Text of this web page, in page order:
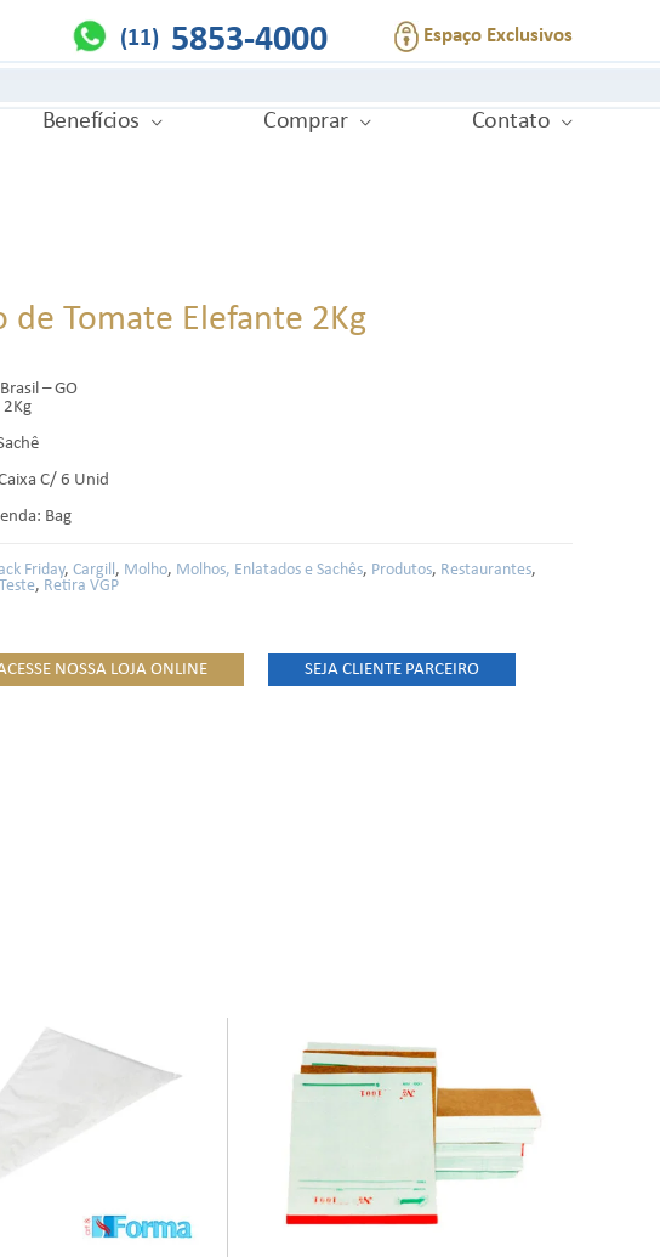
(11) 5853-4000 Espaço Exclusivos
Benefícios Comprar Contato
de Tomate Elefante 2Kg
– GO
C/ 6 Unid
Bag
Friday, Cargill, Molho, Molhos, Enlatados e Sachês, Produtos, Restaurantes,
, Retira VGP
NOSSA LOJA ONLINE SEJA CLIENTE PARCEIRO